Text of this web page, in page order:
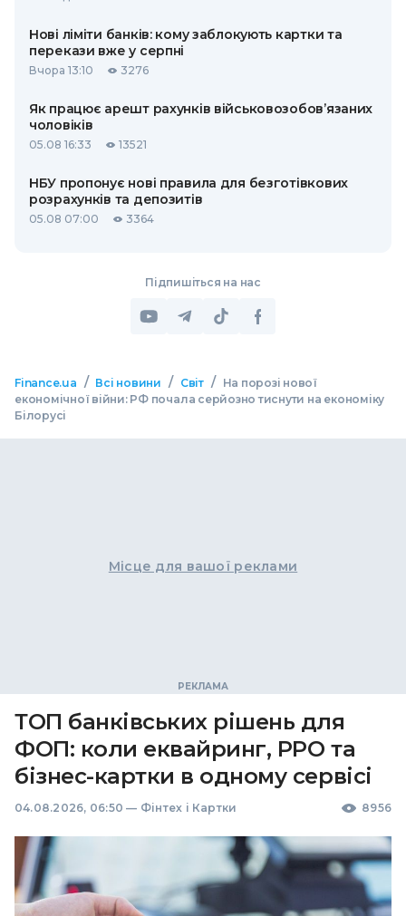
Нові ліміти банків: кому заблокують картки та
перекази вже у серпні
Вчора 13:10 3276
Як працює арешт рахунків військовозобов’язаних
чоловіків
05.08 16:33 13521
НБУ пропонує нові правила для безготівкових
розрахунків та депозитів
05.08 07:00 3364
Підпишіться на нас
Finance.ua / Всі новини / Світ /
На порозі нової
економічної війни: РФ почала серйозно тиснути на економіку
Білорусі
Місце для вашої реклами
ТОП банківських рішень для
ФОП: коли еквайринг, РРО та
бізнес-картки в одному сервісі
04.08.2026, 06:50 — Фінтех і Картки 8956